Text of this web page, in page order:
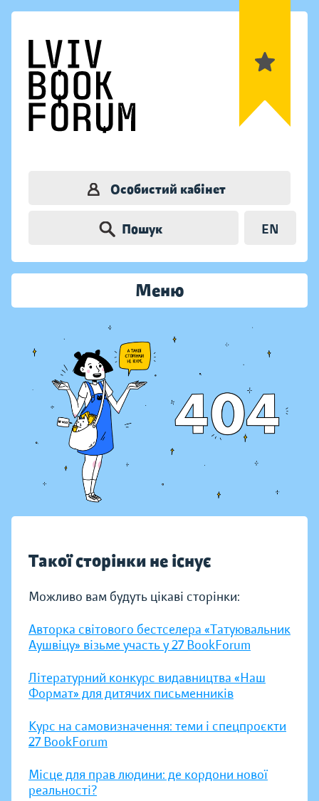
Особистий кабінет
Пошук EN
Меню
Такої сторінки не існує
Можливо вам будуть цікаві сторінки:
Авторка світового бестселера «Татуювальник
Аушвіцу» візьме участь у 27 BookForum
Літературний конкурс видавництва «Наш
Формат» для дитячих письменників
Курс на самовизначення: теми і спецпроєкти
27 BookForum
Місце для прав людини: де кордони нової
реальності?